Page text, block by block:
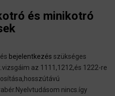
és minikotró
és bejelentkezés szükséges
az 1111,1212,és 1222-re
nincs.így